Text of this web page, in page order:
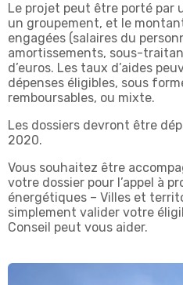
Le projet peut être porté par
un groupement, et le
engagées (salaires du
amortissements, sous-
d’euros. Les taux d’aides
dépenses éligibles, sous
remboursables, ou mixte.
Les dossiers devront être
2020.
Vous souhaitez être
votre dossier pour l’appel à
énergétiques – Villes et
simplement valider votre
Conseil peut vous aider.